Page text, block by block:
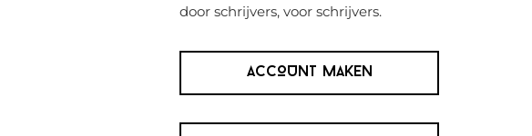
door schrijvers, voor schrijvers.
ACCOUNT MAKEN